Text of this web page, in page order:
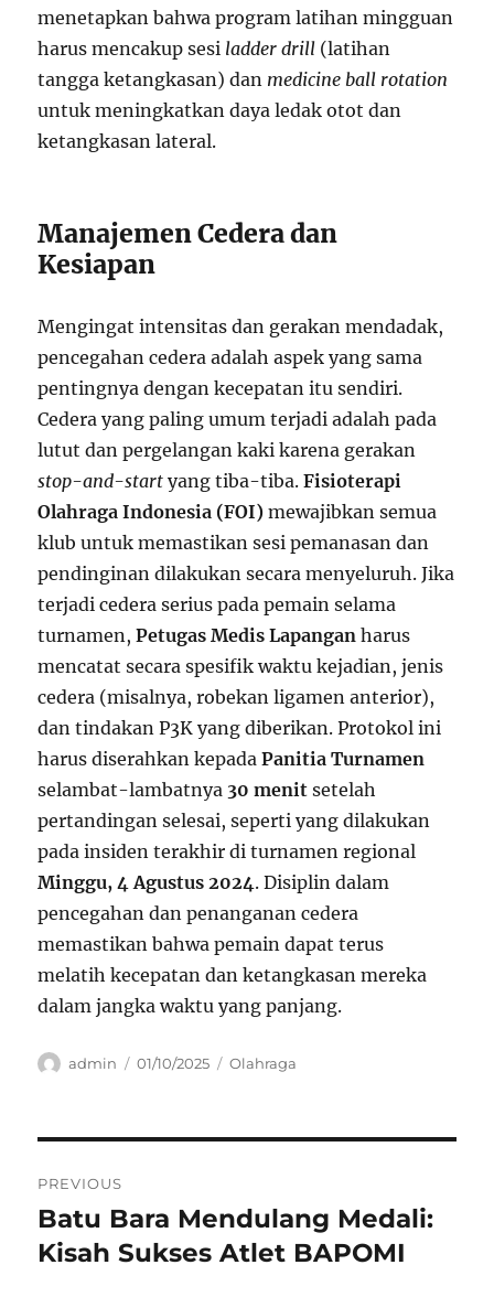
menetapkan bahwa program latihan mingguan
harus mencakup sesi ladder drill (latihan
tangga ketangkasan) dan medicine ball rotation
untuk meningkatkan daya ledak otot dan
ketangkasan lateral.
Manajemen Cedera dan
Kesiapan
Mengingat intensitas dan gerakan mendadak,
pencegahan cedera adalah aspek yang sama
pentingnya dengan kecepatan itu sendiri.
Cedera yang paling umum terjadi adalah pada
lutut dan pergelangan kaki karena gerakan
stop-and-start yang tiba-tiba.Fisioterapi
Olahraga Indonesia (FOI) mewajibkan semua
klub untuk memastikan sesi pemanasan dan
pendinginan dilakukan secara menyeluruh. Jika
terjadi cedera serius pada pemain selama
turnamen,Petugas Medis Lapangan harus
mencatat secara spesifik waktu kejadian, jenis
cedera (misalnya, robekan ligamen anterior),
dan tindakan P3K yang diberikan. Protokol ini
harus diserahkan kepadaPanitia Turnamen
selambat-lambatnya 30 menit setelah
pertandingan selesai, seperti yang dilakukan
pada insiden terakhir di turnamen regional
Minggu, 4 Agustus 2024. Disiplin dalam
pencegahan dan penanganan cedera
memastikan bahwa pemain dapat terus
melatih kecepatan dan ketangkasan mereka
dalam jangka waktu yang panjang.
Author
admin
Posted
01/10/2025 Categories
Olahraga
pos
PREVIOUS
Previous
post:
Batu Bara Mendulang Medali:
Kisah Sukses Atlet BAPOMI